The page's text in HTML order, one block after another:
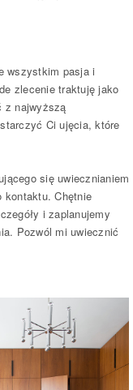
wszystkim pasja i
zlecenie traktuję jako
z najwyższą
Ci ujęcia, które
się uwiecznianiem
kontaktu. Chętnie
i zaplanujemy
Pozwól mi uwiecznić